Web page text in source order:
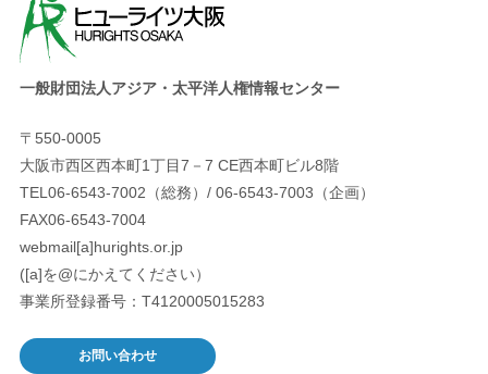
一般財団法人アジア・太平洋人権情報センター
〒550-0005
大阪市西区西本町1丁目7－7 CE西本町ビル8階
TEL06-6543-7002（総務）/ 06-6543-7003（企画）
FAX06-6543-7004
webmail[a]hurights.or.jp
([a]を@にかえてください）
事業所登録番号：T4120005015283
お問い合わせ